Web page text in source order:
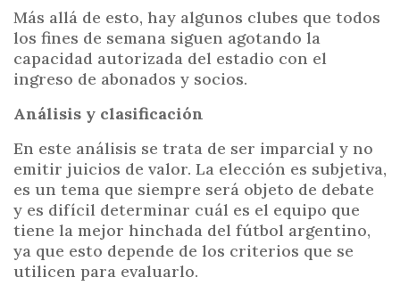
Más allá de esto, hay algunos clubes que todos
los fines de semana siguen agotando la
capacidad autorizada del estadio con el
ingreso de abonados y socios.
Análisis y clasificación
En este análisis se trata de ser imparcial y no
emitir juicios de valor. La elección es subjetiva,
es un tema que siempre será objeto de debate
y es difícil determinar cuál es el equipo que
tiene la mejor hinchada del fútbol argentino,
ya que esto depende de los criterios que se
utilicen para evaluarlo.